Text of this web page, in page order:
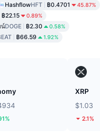
HashflowHFT ฿0.4701 45.87%
฿22.15 0.89%
น์DOGE ฿2.30 0.58%
฿66.59 1.92%
XRP
$1.03
2.1%